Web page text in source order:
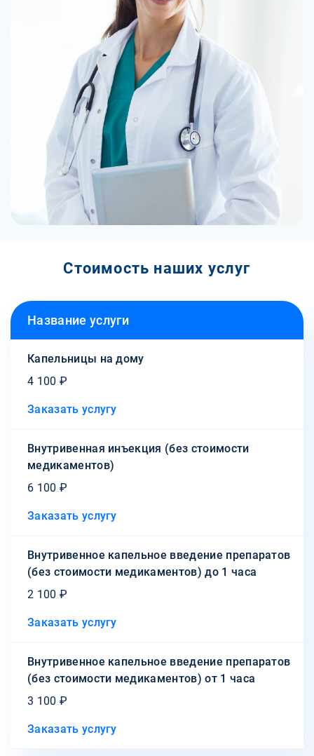
Стоимость наших услуг
Название услуги
Капельницы на дому
4 100 ₽
Заказать услугу
Внутривенная инъекция (без стоимости
медикаментов)
6 100 ₽
Заказать услугу
Внутривенное капельное введение препаратов
(без стоимости медикаментов) до 1 часа
2 100 ₽
Заказать услугу
Внутривенное капельное введение препаратов
(без стоимости медикаментов) от 1 часа
3 100 ₽
Заказать услугу